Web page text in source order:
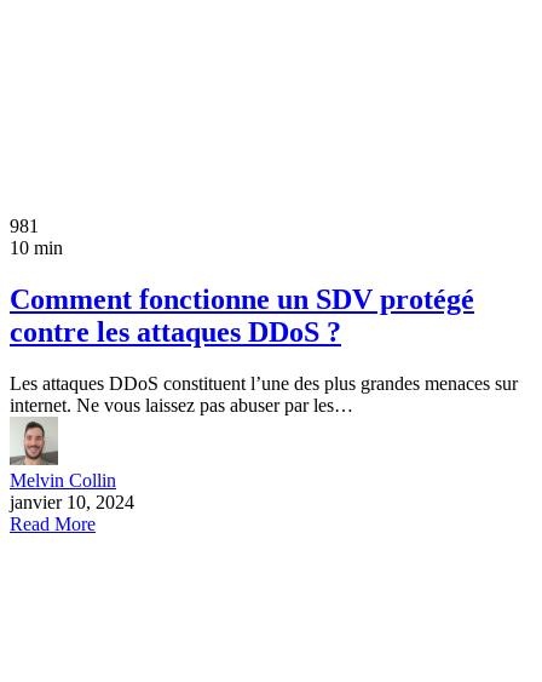
981
10 min
Comment fonctionne un SDV protégé
contre les attaques DDoS ?
Les attaques DDoS constituent l’une des plus grandes menaces sur
internet. Ne vous laissez pas abuser par les…
Melvin Collin
janvier 10, 2024
Read More